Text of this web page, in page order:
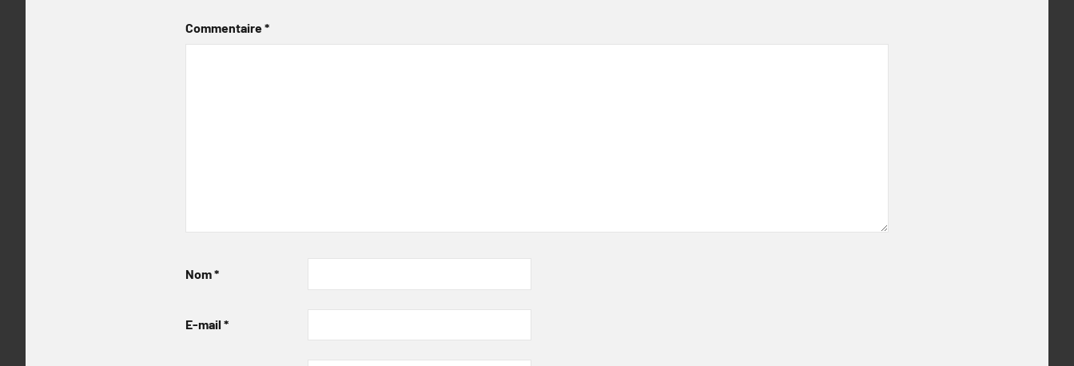
Commentaire*
Nom*
E-mail *